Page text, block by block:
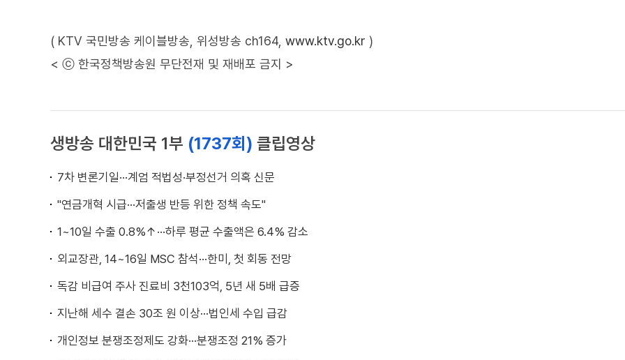
( KTV 국민방송 케이블방송, 위성방송 ch164, www.ktv.go.kr )
< ⓒ 한국정책방송원 무단전재 및 재배포 금지 >
생방송 대한민국 1부 (1737회) 클립영상
7차 변론기일···계엄 적법성·부정선거 의혹 신문
"연금개혁 시급···저출생 반등 위한 정책 속도"
1~10일 수출 0.8%↑···하루 평균 수출액은 6.4% 감소
외교장관, 14~16일 MSC 참석···한미, 첫 회동 전망
독감 비급여 주사 진료비 3천103억, 5년 새 5배 급증
지난해 세수 결손 30조 원 이상···법인세 수입 급감
개인정보 분쟁조정제도 강화···분쟁조정 21% 증가